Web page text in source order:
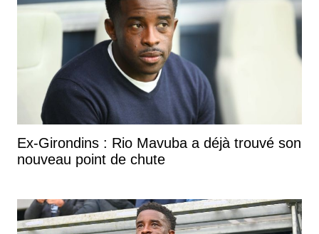
Ex-Girondins : Rio Mavuba a déjà trouvé son
nouveau point de chute